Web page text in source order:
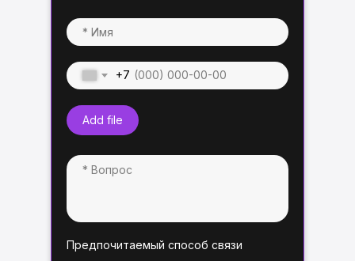
+7
Add file
Предпочитаемый способ связи